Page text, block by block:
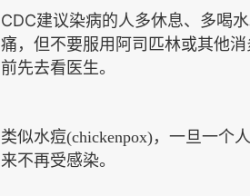
CDC建议染病的人多休息、多喝水
痛，但不要服用阿司匹林或其他消
前先去看医生。
类似水痘(chickenpox)， 一旦一个
来不再受感染。